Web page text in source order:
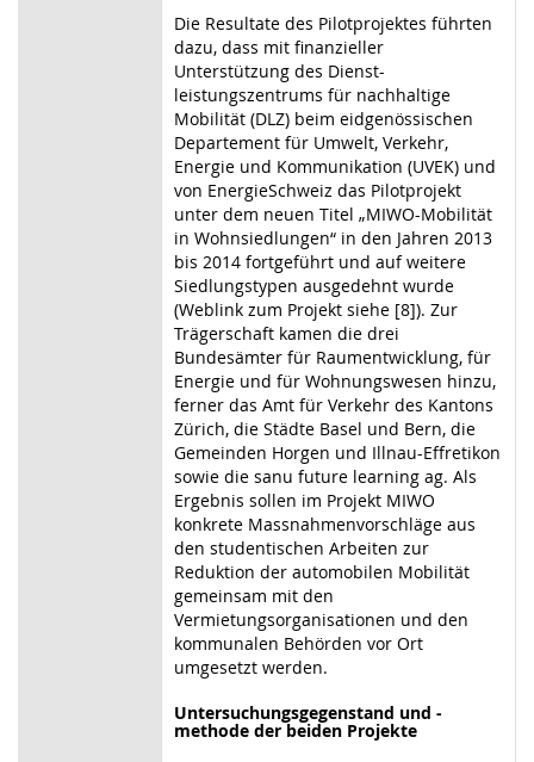
Die Resultate des Pilotprojektes führten
dazu, dass mit finanzieller
Unterstützung des Dienst-
leistungszentrums für nachhaltige
Mobilität (DLZ) beim eidgenössischen
Departement für Umwelt, Verkehr,
Energie und Kommunikation (UVEK) und
von EnergieSchweiz das Pilotprojekt
unter dem neuen Titel „MIWO-Mobilität
in Wohnsiedlungen“ in den Jahren 2013
bis 2014 fortgeführt und auf weitere
Siedlungstypen ausgedehnt wurde
(Weblink zum Projekt siehe [8]). Zur
Trägerschaft kamen die drei
Bundesämter für Raumentwicklung, für
Energie und für Wohnungswesen hinzu,
ferner das Amt für Verkehr des Kantons
Zürich, die Städte Basel und Bern, die
Gemeinden Horgen und Illnau-Effretikon
sowie die sanu future learning ag. Als
Ergebnis sollen im Projekt MIWO
konkrete Massnahmenvorschläge aus
den studentischen Arbeiten zur
Reduktion der automobilen Mobilität
gemeinsam mit den
Vermietungsorganisationen und den
kommunalen Behörden vor Ort
umgesetzt werden.
Untersuchungsgegenstand und -
methode der beiden Projekte